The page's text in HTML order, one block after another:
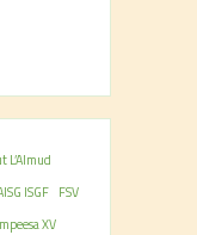
L’Almud
ISGF FSV
XV